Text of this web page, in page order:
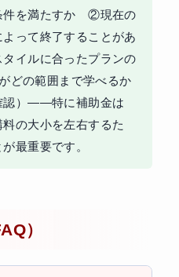
件を満たすか ②現在の
って終了することがあ
イルに合ったプランの
の範囲まで学べるか
認）——特に補助金は
料の大小を左右するた
最重要です。
）